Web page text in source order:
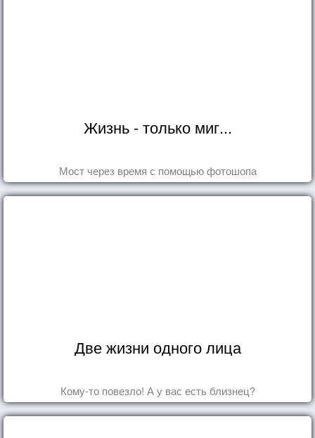
Жизнь - только миг...
Мост через время с помощью фотошопа
Две жизни одного лица
Кому-то повезло! А у вас есть близнец?